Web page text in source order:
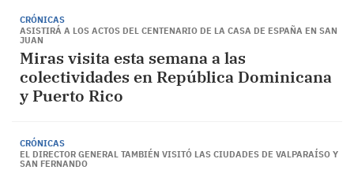
CRÓNICAS
ASISTIRÁ A LOS ACTOS DEL CENTENARIO DE LA CASA DE ESPAÑA EN SAN
JUAN
Miras visita esta semana a las
colectividades en República Dominicana
y Puerto Rico
CRÓNICAS
EL DIRECTOR GENERAL TAMBIÉN VISITÓ LAS CIUDADES DE VALPARAÍSO Y
SAN FERNANDO